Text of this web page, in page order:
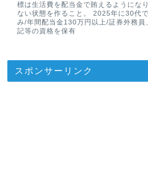
標は生活費を配当金で賄えるようにな
ない状態を作ること。 2025年に30代
み/年間配当金130万円以上/証券外務員
記等の資格を保有
スポンサーリンク